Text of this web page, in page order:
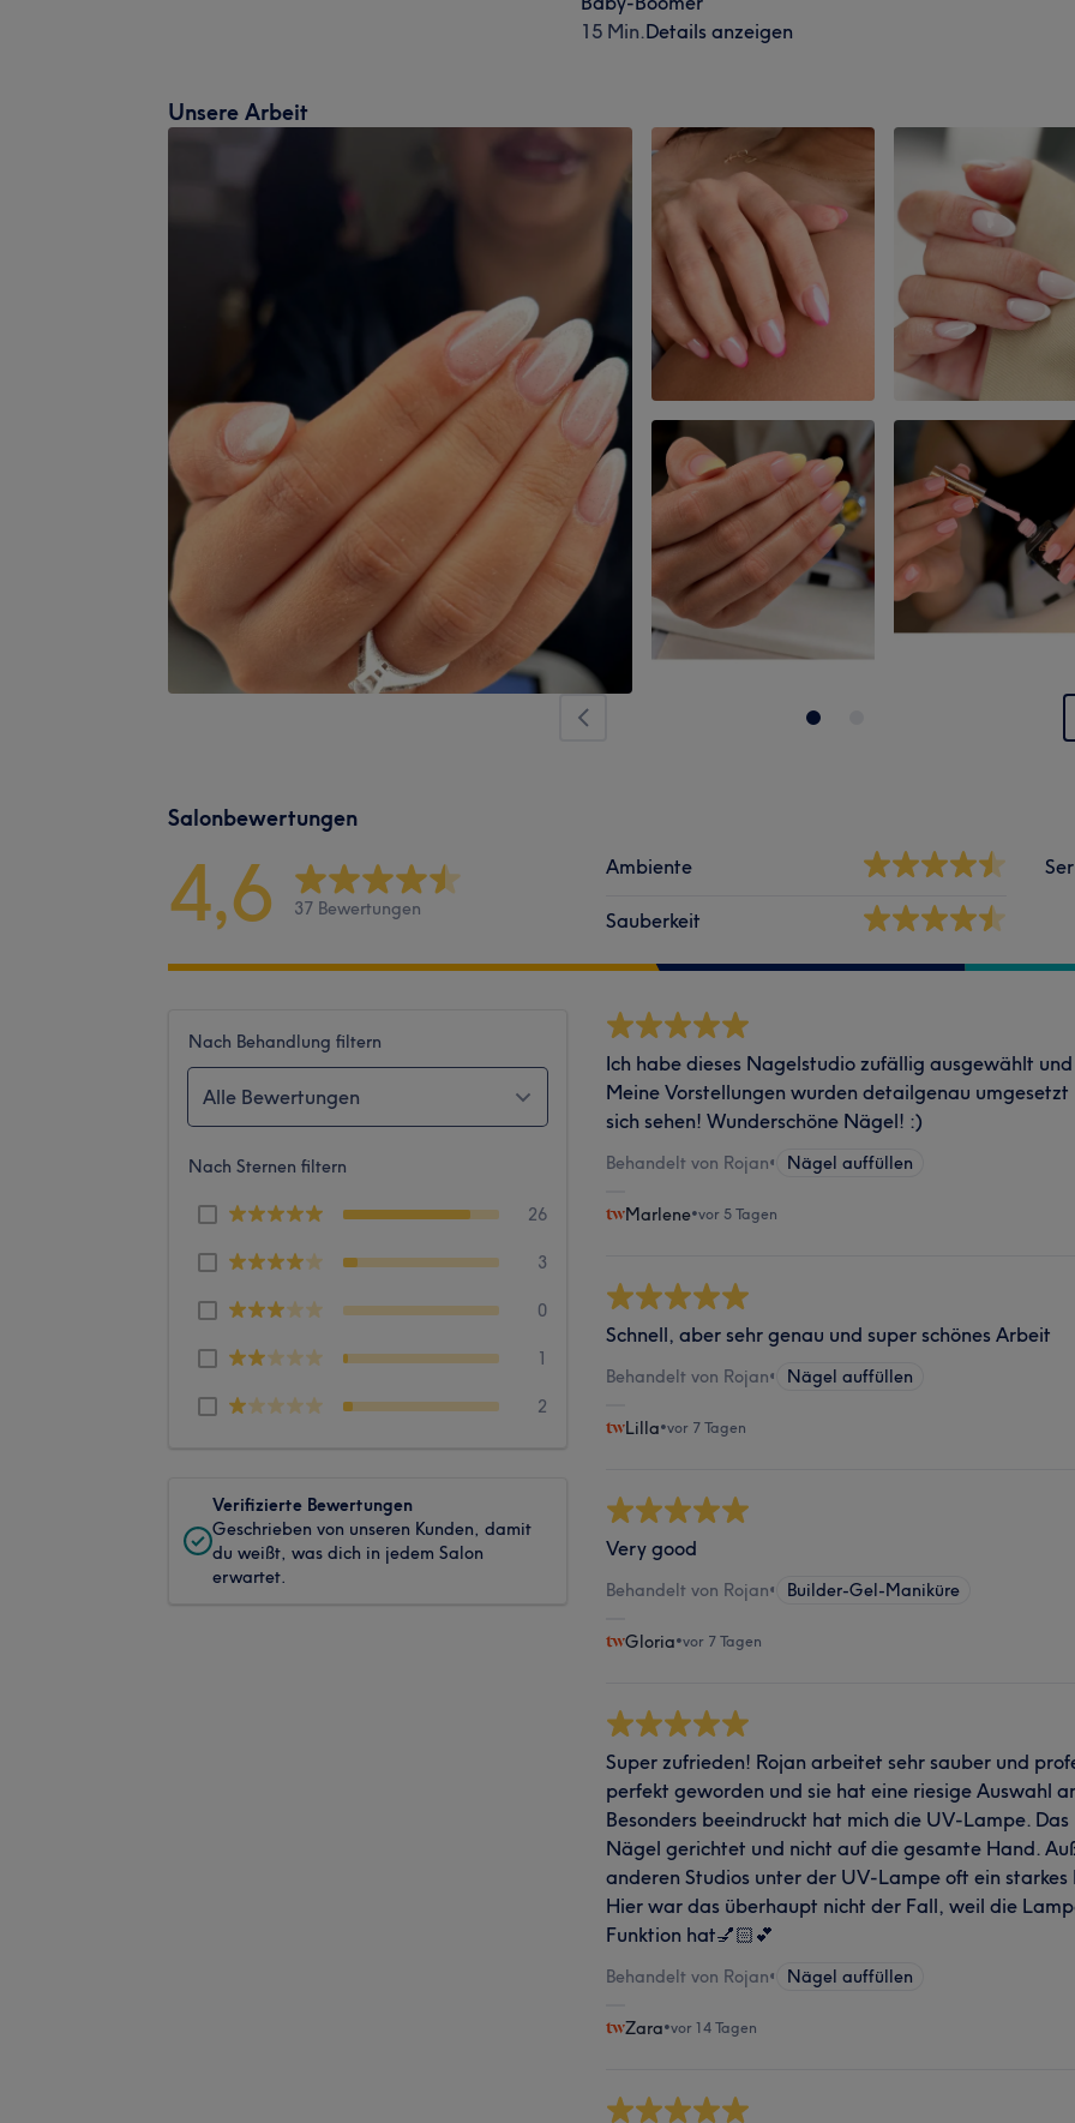
15 Min.Details anzeigen
Unsere Arbeit
Salonbewertungen
4,6 37 Bewertungen
Ambiente
Sauberkeit
Nach Behandlung filtern
Alle Bewertungen
Nach Sternen filtern
26
3
0
1
2
Verifizierte Bewertungen
Geschrieben von unseren Kunden, damit
du weißt, was dich in jedem Salon
erwartet.
Ich habe dieses Nagelstudio zufällig ausgewählt
Meine Vorstellungen wurden detailgenau
sich sehen! Wunderschöne Nägel! :)
Behandelt von Rojan• Nägel auffüllen
Marlene•vor 5 Tagen
Schnell, aber sehr genau und super schönes Arbeit
Behandelt von Rojan• Nägel auffüllen
Lilla•vor 7 Tagen
Very good
Behandelt von Rojan• Builder-Gel-Maniküre
Gloria•vor 7 Tagen
Super zufrieden! Rojan arbeitet sehr sauber und
perfekt geworden und sie hat eine riesige Auswahl
Besonders beeindruckt hat mich die UV-Lampe.
Nägel gerichtet und nicht auf die gesamte Hand.
anderen Studios unter der UV-Lampe oft ein
Hier war das überhaupt nicht der Fall, weil die
Funktion hat💅🏻💕
Behandelt von Rojan• Nägel auffüllen
Zara•vor 14 Tagen